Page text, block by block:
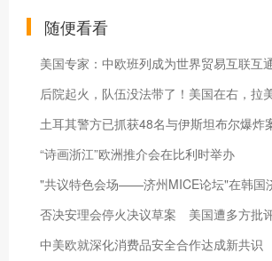
随便看看
美国专家：中欧班列成为世界贸易互联互
后院起火，队伍没法带了！美国在右，拉
土耳其警方已抓获48名与伊斯坦布尔爆炸
“诗画浙江”欧洲推介会在比利时举办
"共议特色会场——济州MICE论坛"在韩国
否决安理会停火决议草案 美国遭多方批
中美欧就深化消费品安全合作达成新共识